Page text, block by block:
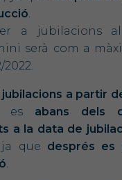
.
a jubilacions al
serà com a
2022.
jubilacions a partir
es abans dels
a la data de
que després es
.